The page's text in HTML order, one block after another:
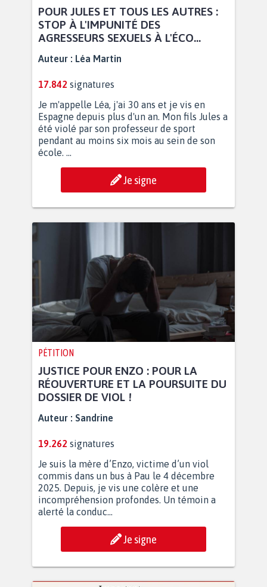
POUR JULES ET TOUS LES AUTRES :
STOP À L'IMPUNITÉ DES
AGRESSEURS SEXUELS À L'ÉCO...
Auteur : Léa Martin
17.842 signatures
Je m'appelle Léa, j'ai 30 ans et je vis en
Espagne depuis plus d'un an. Mon fils Jules a
été violé par son professeur de sport
pendant au moins six mois au sein de son
école. ...
Je signe
PÉTITION
JUSTICE POUR ENZO : POUR LA
RÉOUVERTURE ET LA POURSUITE DU
DOSSIER DE VIOL !
Auteur : Sandrine
19.262 signatures
Je suis la mère d’Enzo, victime d’un viol
commis dans un bus à Pau le 4 décembre
2025. Depuis, je vis une colère et une
incompréhension profondes. Un témoin a
alerté la conduc...
Je signe